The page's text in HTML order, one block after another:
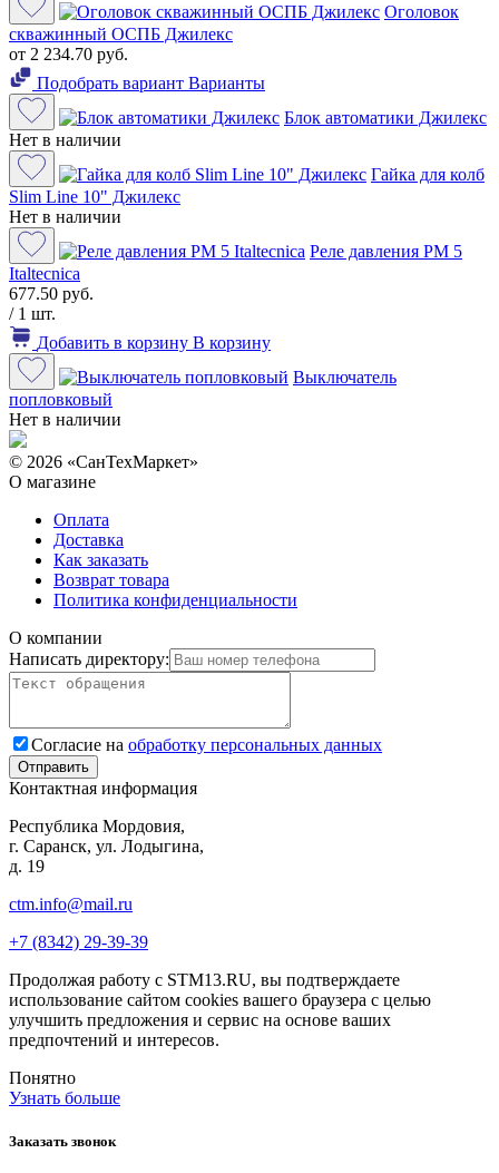
Оголовок
скважинный ОСПБ Джилекс
от 2 234.70 руб.
Подобрать вариант Варианты
Блок автоматики Джилекс
Нет в наличии
Гайка для колб
Slim Line 10" Джилекс
Нет в наличии
Реле давления РМ 5
Italtecnica
677.50 руб.
/ 1 шт.
Добавить в корзину В корзину
Выключатель
попловковый
Нет в наличии
© 2026 «СанТехМаркет»
О магазине
Оплата
Доставка
Как заказать
Возврат товара
Политика конфиденциальности
О компании
Написать директору:
Согласие на обработку персональных данных
Контактная информация
Республика Мордовия,
г. Саранск, ул. Лодыгина,
д. 19
ctm.info@mail.ru
+7 (8342) 29-39-39
Продолжая работу с STM13.RU, вы подтверждаете
использование сайтом cookies вашего браузера с целью
улучшить предложения и сервис на основе ваших
предпочтений и интересов.
Понятно
Узнать больше
Заказать звонок